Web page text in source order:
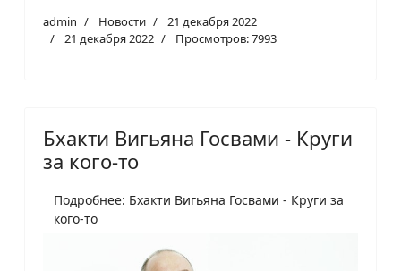
admin Новости
21 декабря 2022
21 декабря 2022
Просмотров: 7993
Бхакти Вигьяна Госвами - Круги
за кого-то
Подробнее: Бхакти Вигьяна Госвами - Круги за
кого-то